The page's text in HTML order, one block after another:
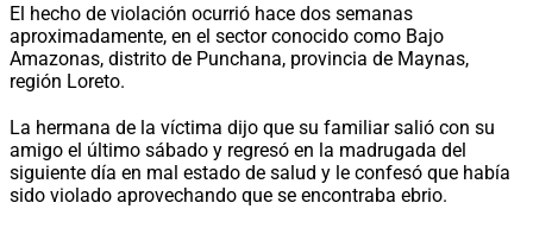
El hecho de violación ocurrió hace dos semanas
aproximadamente, en el sector conocido como Bajo
Amazonas, distrito de Punchana, provincia de Maynas,
región Loreto.
La hermana de la víctima dijo que su familiar salió con su
amigo el último sábado y regresó en la madrugada del
siguiente día en mal estado de salud y le confesó que había
sido violado aprovechando que se encontraba ebrio.